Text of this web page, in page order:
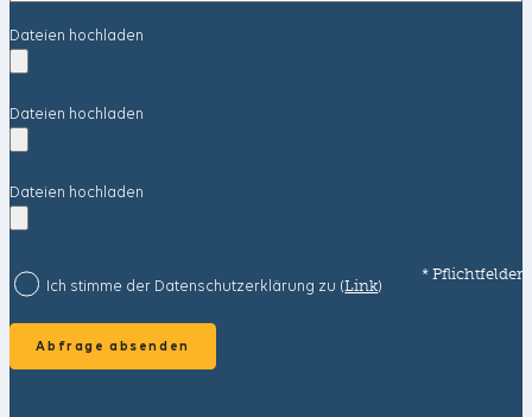
Dateien hochladen
Dateien hochladen
Dateien hochladen
Ich stimme der Datenschutzerklärung zu (Link)
* Pflichtfelder